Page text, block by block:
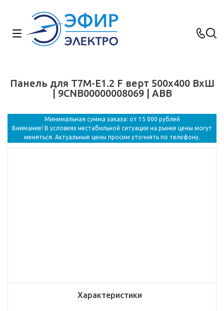
Панель для T7M-E1.2 F верт 500x400 ВхШ
| 9CNB00000008069 | ABB
Минимальная сумма заказа: от 15 000 рублей
Внимание! В условиях нестабильной ситуации на рынке цены могут
меняться. Актуальные цены просим уточнять по телефону.
Характеристики